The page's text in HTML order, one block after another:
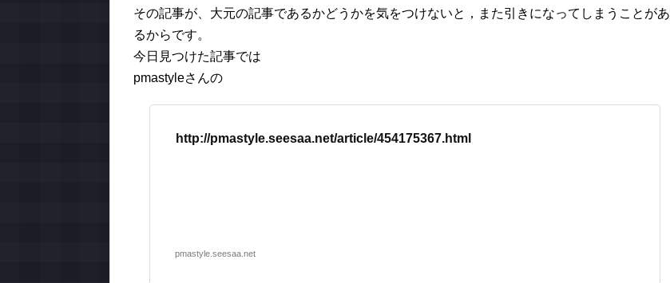
その記事が、大元の記事であるかどうかを気をつけないと，また引きになってしまうことがあ
るからです。
今日見つけた記事では
pmastyleさんの
http://pmastyle.seesaa.net/article/454175367.html
pmastyle.seesaa.net